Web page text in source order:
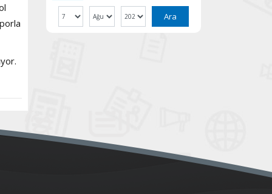
Ara